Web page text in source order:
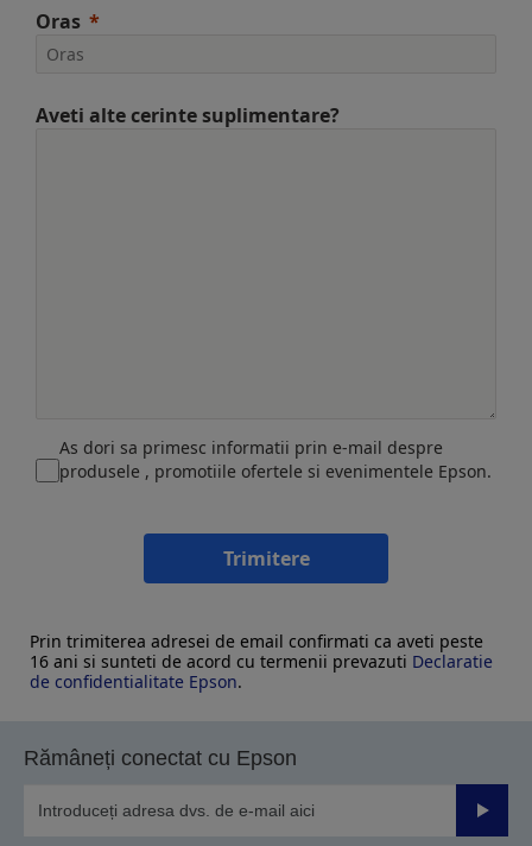
Oras
Aveti alte cerinte suplimentare?
As dori sa primesc informatii prin e-mail despre
produsele , promotiile ofertele si evenimentele Epson.
Trimitere
Prin trimiterea adresei de email confirmati ca aveti peste
16 ani si sunteti de acord cu termenii prevazuti Declaratie
de confidentialitate Epson.
Rămâneți conectat cu Epson